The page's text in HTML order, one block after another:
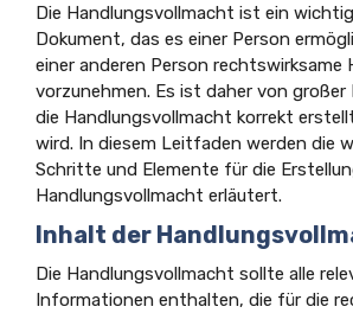
Die Handlungsvollmacht ist ein
Dokument, das es einer Person
einer anderen Person rechtswirksame
vorzunehmen. Es ist daher von großer
die Handlungsvollmacht korrekt
wird. In diesem Leitfaden werden die
Schritte und Elemente für die
Handlungsvollmacht erläutert.
Inhalt der
Die Handlungsvollmacht sollte alle
Informationen enthalten, die für die